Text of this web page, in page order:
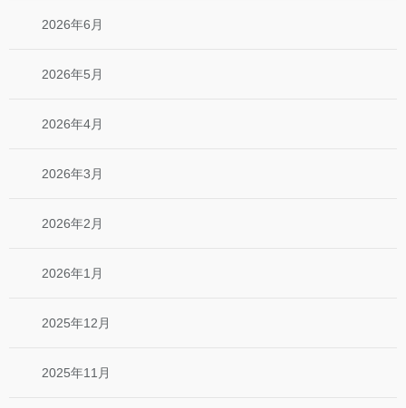
2026年6月
2026年5月
2026年4月
2026年3月
2026年2月
2026年1月
2025年12月
2025年11月